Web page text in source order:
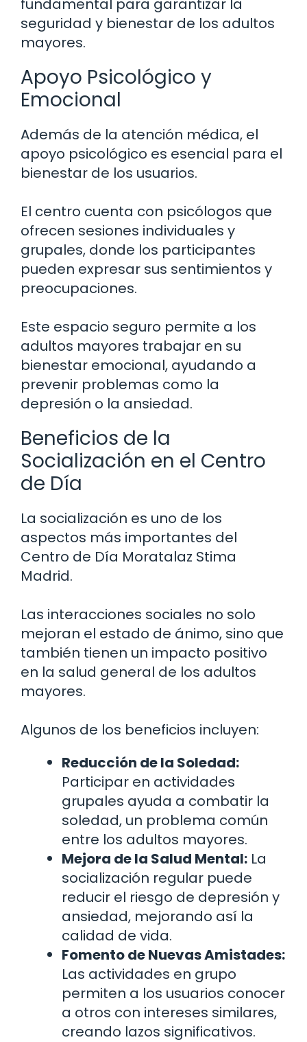
fundamental para garantizar la
seguridad y bienestar de los adultos
mayores.
Apoyo Psicológico y
Emocional
Además de la atención médica, el
apoyo psicológico es esencial para el
bienestar de los usuarios.
El centro cuenta con psicólogos que
ofrecen sesiones individuales y
grupales, donde los participantes
pueden expresar sus sentimientos y
preocupaciones.
Este espacio seguro permite a los
adultos mayores trabajar en su
bienestar emocional, ayudando a
prevenir problemas como la
depresión o la ansiedad.
Beneficios de la
Socialización en el Centro
de Día
La socialización es uno de los
aspectos más importantes del
Centro de Día Moratalaz Stima
Madrid.
Las interacciones sociales no solo
mejoran el estado de ánimo, sino que
también tienen un impacto positivo
en la salud general de los adultos
mayores.
Algunos de los beneficios incluyen:
Reducción de la Soledad:
Participar en actividades
grupales ayuda a combatir la
soledad, un problema común
entre los adultos mayores.
Mejora de la Salud Mental: La
socialización regular puede
reducir el riesgo de depresión y
ansiedad, mejorando así la
calidad de vida.
Fomento de Nuevas Amistades:
Las actividades en grupo
permiten a los usuarios conocer
a otros con intereses similares,
creando lazos significativos.